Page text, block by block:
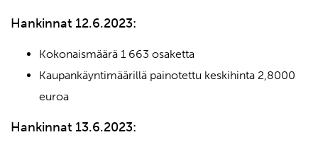
Hankinnat 12.6.2023:
Kokonaismäärä 1 663 osaketta
Kaupankäyntimäärillä painotettu keskihinta 2,8000
euroa
Hankinnat 13.6.2023: